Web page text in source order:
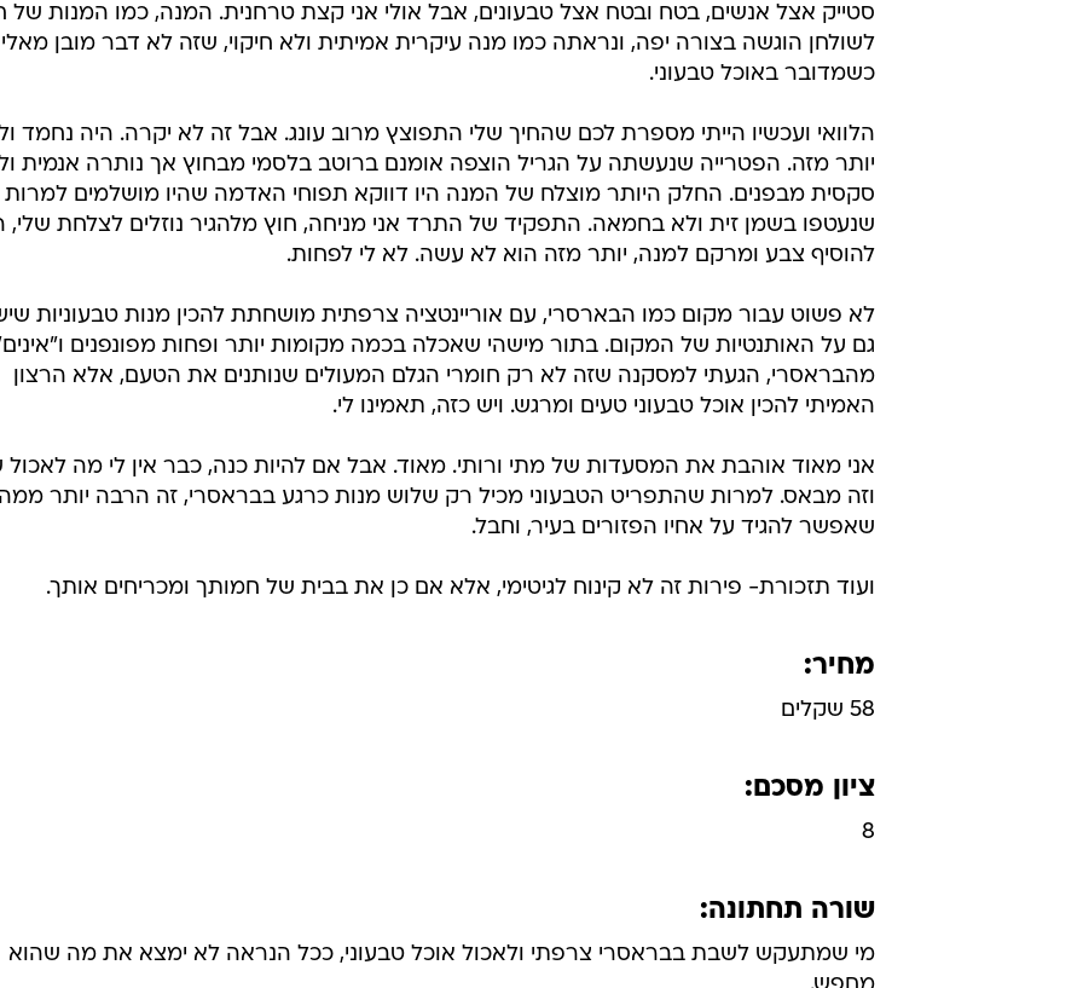
סטייק אצל אנשים, בטח ובטח אצל טבעונים, אבל אולי אני קצת טרחנית. המנה, כמו המנות של
לשולחן הוגשה בצורה יפה, ונראתה כמו מנה עיקרית אמיתית ולא חיקוי, שזה לא דבר מובן
כשמדובר באוכל טבעוני.
הלוואי ועכשיו הייתי מספרת לכם שהחיך שלי התפוצץ מרוב עונג. אבל זה לא יקרה. היה נחמד
יותר מזה. הפטרייה שנעשתה על הגריל הוצפה אומנם ברוטב בלסמי מבחוץ אך נותרה אנמית
סקסית מבפנים. החלק היותר מוצלח של המנה היו דווקא תפוחי האדמה שהיו מושלמים למרות
שנעטפו בשמן זית ולא בחמאה. התפקיד של התרד אני מניחה, חוץ מלהגיר נוזלים לצלחת שלי,
להוסיף צבע ומרקם למנה, יותר מזה הוא לא עשה. לא לי לפחות.
לא פשוט עבור מקום כמו הבארסרי, עם אוריינטציה צרפתית מושחתת להכין מנות טבעוניות
גם על האותנטיות של המקום. בתור מישהי שאכלה בכמה מקומות יותר ופחות מפונפנים
מהבראסרי, הגעתי למסקנה שזה לא רק חומרי הגלם המעולים שנותנים את הטעם, אלא הרצון
האמיתי להכין אוכל טבעוני טעים ומרגש. ויש כזה, תאמינו לי.
אני מאוד אוהבת את המסעדות של מתי ורותי. מאוד. אבל אם להיות כנה, כבר אין לי מה
וזה מבאס. למרות שהתפריט הטבעוני מכיל רק שלוש מנות כרגע בבראסרי, זה הרבה יותר
שאפשר להגיד על אחיו הפזורים בעיר, וחבל.
ועוד תזכורת- פירות זה לא קינוח לגיטימי, אלא אם כן את בבית של חמותך ומכריחים אותך.
מחיר:
58 שקלים
ציון מסכם:
8
שורה תחתונה:
מי שמתעקש לשבת בבראסרי צרפתי ולאכול אוכל טבעוני, ככל הנראה לא ימצא את מה שהוא